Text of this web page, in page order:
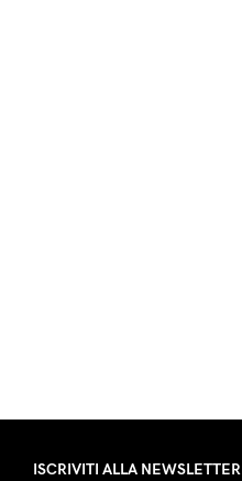
ISCRIVITI ALLA NEWSLETTER